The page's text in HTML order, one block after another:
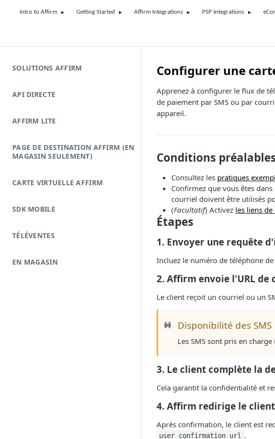
Intro to Affirm Getting Started Affirm Integrations PSP Integrations
SOLUTIONS AFFIRM
API DIRECTE
AFFIRM LITE
PAGE DE DESTINATION AFFIRM (EN
MAGASIN SEULEMENT)
CARTE VIRTUELLE AFFIRM
SDK MOBILE
TÉLÉVENTES
EN MAGASIN
Configurer une
Apprenez à configurer le flux de
de paiement par SMS ou par
appareil.
Conditions
Consultez les pratiques
Confirmez que vous êtes dans
courriel doivent être utilisés
(Facultatif) Activez les liens de
Étapes
1. Envoyer une requête
Incluez le numéro de téléphone
2. Affirm envoie l'URL de
Le client reçoit un courriel ou un
🚧 Disponibilité des SMS
Les SMS sont pris en
3. Le client complète la
Cela garantit la confidentialité et
4. Affirm redirige le
Après confirmation, le client est
user_confirmation_url .